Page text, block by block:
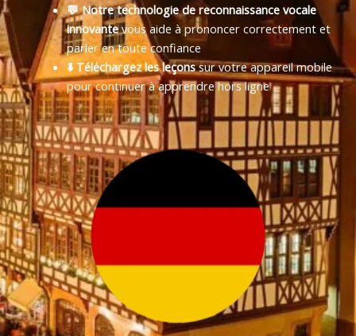
💬 Notre technologie de reconnaissance vocale
innovantevous aide à prononcer correctement et
parler en toute confiance
⬇️ Téléchargez les leçonssur votre appareil mobile
pour continuer à apprendre hors ligne